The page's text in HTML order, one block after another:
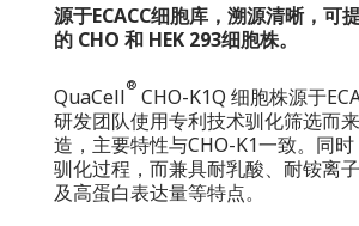
源于ECACC细胞库，溯源清晰，可
的 CHO 和 HEK 293细胞株。
QuaCell® CHO-K1Q 细胞株源于
研发团队使用专利技术驯化筛选而
造，主要特性与CHO-K1一致。同
驯化过程，而兼具耐乳酸、耐铵离
及高蛋白表达量等特点。